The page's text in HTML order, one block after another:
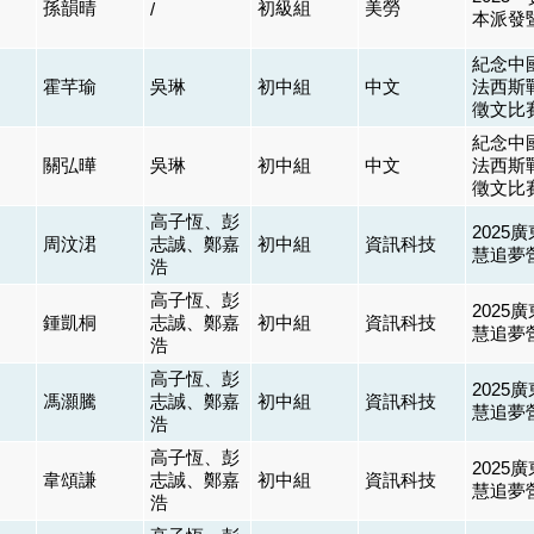
孫韻晴 / 初級組 美勞
本派發
霍芊瑜 吳琳 初中組 中文
紀念中
法西斯
徵文比
關弘曄 吳琳 初中組 中文
紀念中
法西斯
徵文比
周汶涒
高子恆、彭
志誠、鄭嘉
浩
初中組 資訊科技
2025
慧追夢
鍾凱桐
高子恆、彭
志誠、鄭嘉
浩
初中組 資訊科技
2025
慧追夢
馮灝騰
高子恆、彭
志誠、鄭嘉
浩
初中組 資訊科技
2025
慧追夢
韋頌謙
高子恆、彭
志誠、鄭嘉
浩
初中組 資訊科技
2025
慧追夢